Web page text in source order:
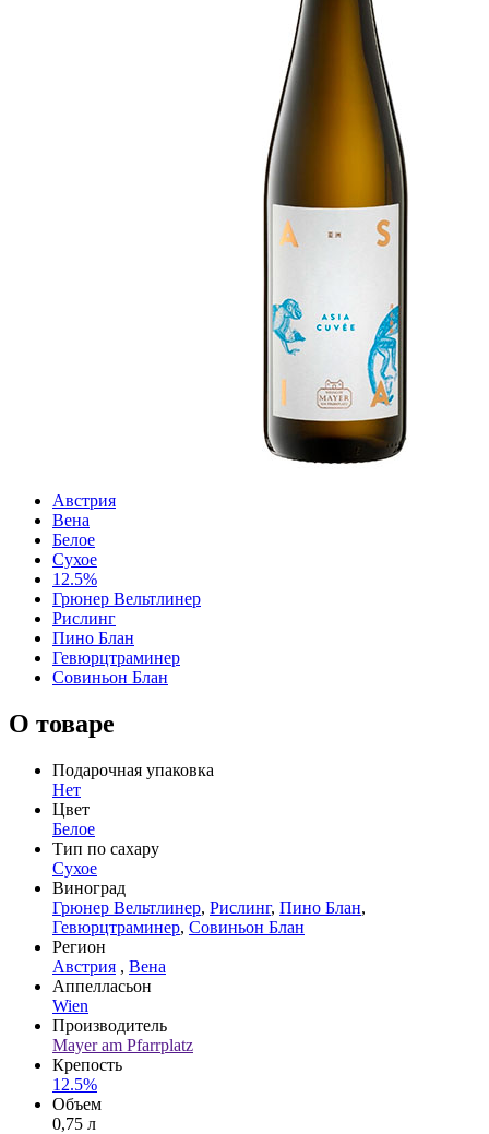
Австрия
Вена
Белое
Сухое
12.5%
Грюнер Вельтлинер
Рислинг
Пино Блан
Гевюрцтраминер
Совиньон Блан
О товаре
Подарочная упаковка
Нет
Цвет
Белое
Тип по сахару
Сухое
Виноград
Грюнер Вельтлинер, Рислинг, Пино Блан,
Гевюрцтраминер, Совиньон Блан
Регион
Австрия , Вена
Аппелласьон
Wien
Производитель
Mayer am Pfarrplatz
Крепость
12.5%
Объем
0,75 л